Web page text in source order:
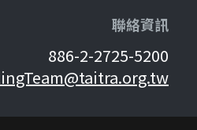
聯絡資訊
886-2-2725-5200